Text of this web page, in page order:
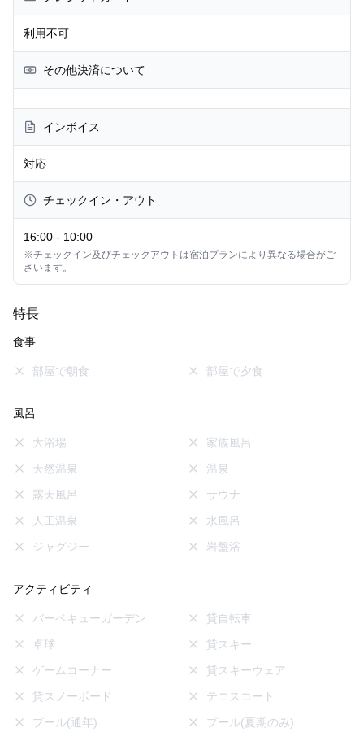
利用不可
その他決済について
インボイス
対応
チェックイン・アウト
16:00 - 10:00
※チェックイン及びチェックアウトは宿泊プランにより異なる場合がご
ざいます。
特長
食事
部屋で朝食 部屋で夕食
風呂
大浴場
家族風呂
天然温泉
温泉
露天風呂
サウナ
人工温泉
水風呂
ジャグジー
岩盤浴
アクティビティ
バーベキューガーデン
貸自転車
卓球
貸スキー
ゲームコーナー
貸スキーウェア
貸スノーボード
テニスコート
プール(通年)
プール(夏期のみ)